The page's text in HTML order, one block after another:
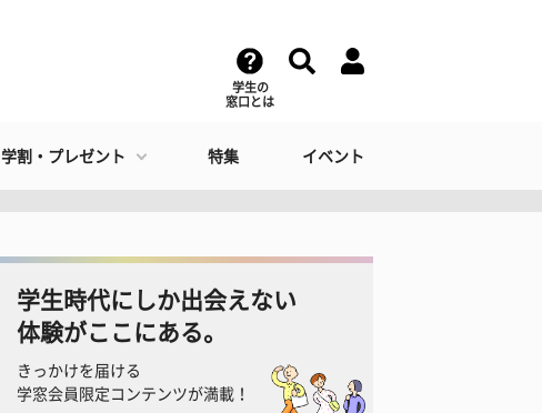
学生の
窓口とは
学割・プレゼント 特集 イベント
学生時代にしか出会えない
体験がここにある。
きっかけを届ける
学窓会員限定コンテンツが満載！